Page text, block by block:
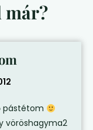
már?
pástétom
vöröshagyma2